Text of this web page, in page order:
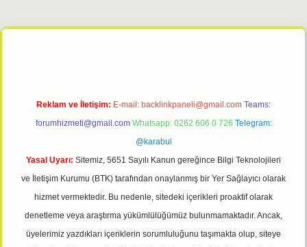
giriş adresitulipbett.net
Reklam ve İletişim: E-mail: backlinkpaneli@gmail.com Teams:
forumhizmeti@gmail.com Whatsapp: 0262 606 0 726 Telegram:
@karabul
Yasal Uyarı: Sitemiz, 5651 Sayılı Kanun gereğince Bilgi Teknolojileri
ve İletişim Kurumu (BTK) tarafından onaylanmış bir Yer Sağlayıcı olarak
hizmet vermektedir. Bu nedenle, sitedeki içerikleri proaktif olarak
denetleme veya araştırma yükümlülüğümüz bulunmamaktadır. Ancak,
üyelerimiz yazdıkları içeriklerin sorumluluğunu taşımakta olup, siteye